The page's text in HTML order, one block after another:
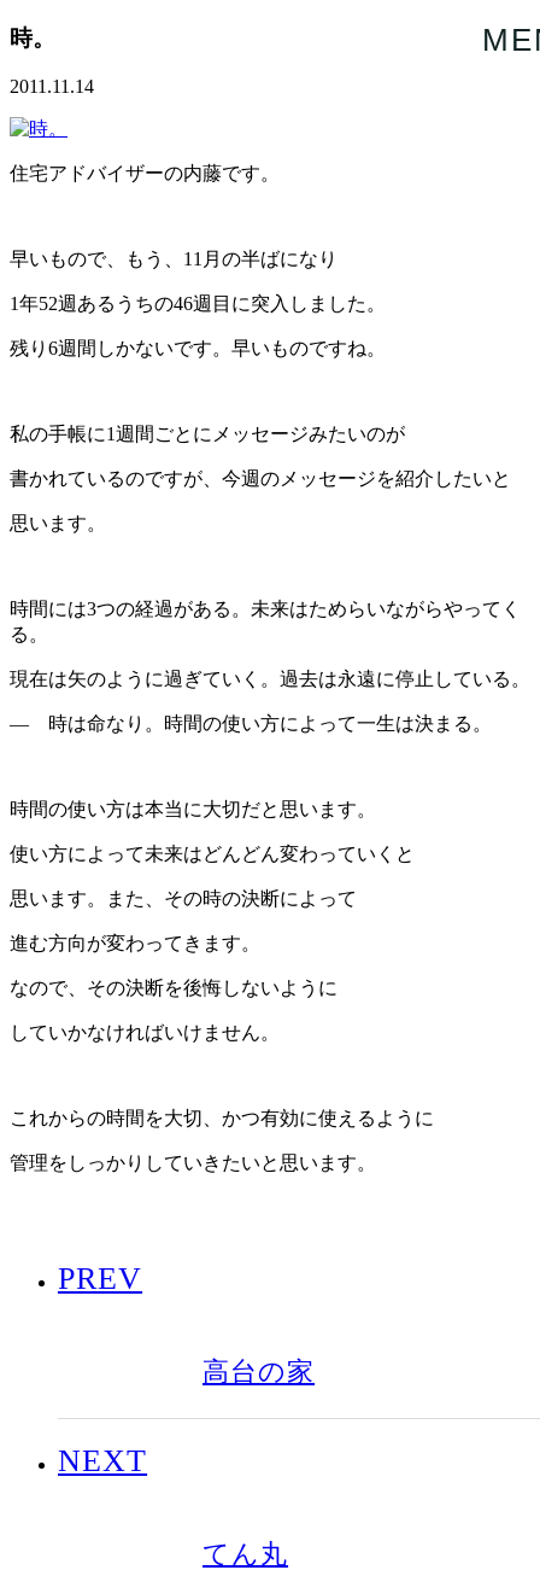
時。
2011.11.14
住宅アドバイザーの内藤です。
早いもので、もう、11月の半ばになり
1年52週あるうちの46週目に突入しました。
残り6週間しかないです。早いものですね。
私の手帳に1週間ごとにメッセージみたいのが
書かれているのですが、今週のメッセージを紹介したいと
思います。
時間には3つの経過がある。未来はためらいながらやってく
る。
現在は矢のように過ぎていく。過去は永遠に停止している。
― 時は命なり。時間の使い方によって一生は決まる。
時間の使い方は本当に大切だと思います。
使い方によって未来はどんどん変わっていくと
思います。また、その時の決断によって
進む方向が変わってきます。
なので、その決断を後悔しないように
していかなければいけません。
これからの時間を大切、かつ有効に使えるように
管理をしっかりしていきたいと思います。
PREV
高台の家
NEXT
てん丸